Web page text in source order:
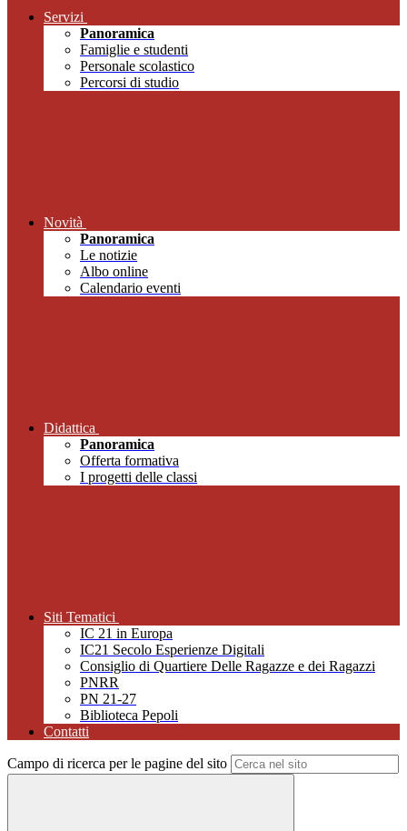
Servizi
Panoramica
Famiglie e studenti
Personale scolastico
Percorsi di studio
Novità
Panoramica
Le notizie
Albo online
Calendario eventi
Didattica
Panoramica
Offerta formativa
I progetti delle classi
Siti Tematici
IC 21 in Europa
IC21 Secolo Esperienze Digitali
Consiglio di Quartiere Delle Ragazze e dei Ragazzi
PNRR
PN 21-27
Biblioteca Pepoli
Contatti
Campo di ricerca per le pagine del sito